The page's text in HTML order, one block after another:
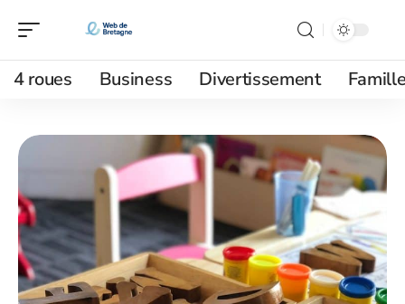
4 roues Business Divertissement